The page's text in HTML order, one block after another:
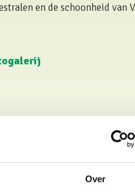
Over
en de schoonheid
tips voor activiteiten en